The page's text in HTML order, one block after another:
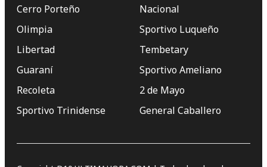
Cerro Porteño
Olimpia
Libertad
Guaraní
Recoleta
Sportivo Trinidense
Nacional
Sportivo Luqueño
Tembetary
Sportivo Ameliano
2 de Mayo
General Caballero